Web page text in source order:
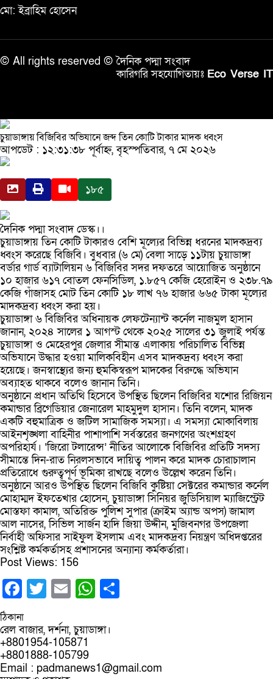
মো: ইব্রাহিম হোসেন
© All rights reserved © দৈনিক পদ্মা সংবাদ
কারিগরি সহযোগিতায়ঃ Eco Verse IT
চুয়াডাঙ্গায় বিজিবির অভিযানে জব্দ তিন কোটি টাকার মাদক ধ্বংস
আপডেট : ১২:৩১:৩৮ পূর্বাহ্ন, বৃহস্পতিবার, ৭ মে ২০২৬
১৮৫
দৈনিক পদ্মা সংবাদ ডেস্ক।।
চুয়াডাঙ্গায় তিন কোটি টাকারও বেশি মূল্যের বিভিন্ন ধরনের মাদকদ্রব্য
ধ্বংস করেছে বিজিবি। বুধবার (৬ মে) বেলা সাড়ে ১১টায় চুয়াডাঙ্গা
বর্ডার গার্ড ব্যাটালিয়ন ৬ বিজিবির সদর দফতরে আয়োজিত অনুষ্ঠানে
১০ হাজার ৬১৭ বোতল ফেনসিডিল, ১.৮৫৭ কেজি হেরোইন ও ২৩৮.৭৯
কেজি গাঁজাসহ মোট তিন কোটি ১৮ লাখ ৭৬ হাজার ৬৬৫ টাকা মূল্যের
মাদকদ্রব্য ধ্বংস করা হয়।
চুয়াডাঙ্গা ৬ বিজিবির অধিনায়ক লেফটেন্যান্ট কর্নেল নাজমুল হাসান
জানান, ২০২৪ সালের ১ আগস্ট থেকে ২০২৫ সালের ৩১ জুলাই পর্যন্ত
চুয়াডাঙ্গা ও মেহেরপুর জেলার সীমান্ত এলাকায় পরিচালিত বিভিন্ন
অভিযানে উদ্ধার হওয়া মালিকবিহীন এসব মাদকদ্রব্য ধ্বংস করা
হয়েছে। জনস্বাস্থ্যের জন্য হুমকিস্বরূপ মাদকের বিরুদ্ধে অভিযান
অব্যাহত থাকবে বলেও জানান তিনি।
অনুষ্ঠানে প্রধান অতিথি হিসেবে উপস্থিত ছিলেন বিজিবির যশোর রিজিয়ন
কমান্ডার ব্রিগেডিয়ার জেনারেল মাহমুদুল হাসান। তিনি বলেন, মাদক
একটি বহুমাত্রিক ও জটিল সামাজিক সমস্যা। এ সমস্যা মোকাবিলায়
আইনশৃঙ্খলা বাহিনীর পাশাপাশি সর্বস্তরের জনগণের অংশগ্রহণ
অপরিহার্য। ‘জিরো টলারেন্স’ নীতির আলোকে বিজিবির প্রতিটি সদস্য
সীমান্তে দিন-রাত নিরলসভাবে দায়িত্ব পালন করে মাদক চোরাচালান
প্রতিরোধে গুরুত্বপূর্ণ ভূমিকা রাখছে বলেও উল্লেখ করেন তিনি।
অনুষ্ঠানে আরও উপস্থিত ছিলেন বিজিবি কুষ্টিয়া সেক্টরের কমান্ডার কর্নেল
মোহাম্মদ ইফতেখার হোসেন, চুয়াডাঙ্গা সিনিয়র জুডিসিয়াল ম্যাজিস্ট্রেট
মোস্তফা কামাল, অতিরিক্ত পুলিশ সুপার (ক্রাইম অ্যান্ড অপস) জামাল
আল নাসের, সিভিল সার্জন হাদি জিয়া উদ্দীন, মুজিবনগর উপজেলা
নির্বাহী অফিসার সাইফুল ইসলাম এবং মাদকদ্রব্য নিয়ন্ত্রণ অধিদপ্তরের
সংশ্লিষ্ট কর্মকর্তাসহ প্রশাসনের অন্যান্য কর্মকর্তারা।
Post Views: 156
Facebook
Twitter
EmailWhatsApp
ঠিকানা
রেল বাজার, দর্শনা, চুয়াডাঙ্গা।
+8801954-105871
+8801888-105799
Email : padmanews1@gmail.com